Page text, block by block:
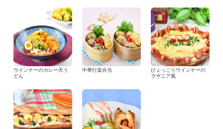
ウインナーのカレー天う
どん
中華行楽弁当
ひょっこりウインナーの
ラザニア風